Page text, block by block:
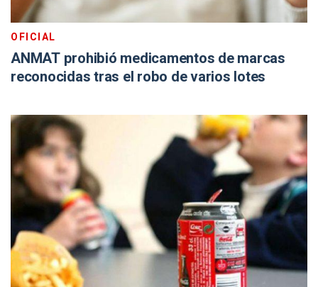
OFICIAL
ANMAT prohibió medicamentos de marcas
reconocidas tras el robo de varios lotes